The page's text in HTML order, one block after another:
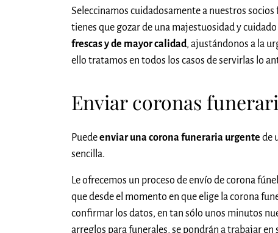
Seleccinamos cuidadosamente a nuestros
tienes que gozar de una majestuosidad y
frescas y de mayor calidad, ajustándonos a la
ello tratamos en todos los casos de servirlas lo
Enviar coronas
Puedeenviar una corona funeraria urgente de
sencilla.
Le ofrecemos un proceso de envío de corona
que desde el momento en que elige la corona
confirmar los datos, en tan sólo unos minutos
arreglos para funerales, se pondrán a trabajar en